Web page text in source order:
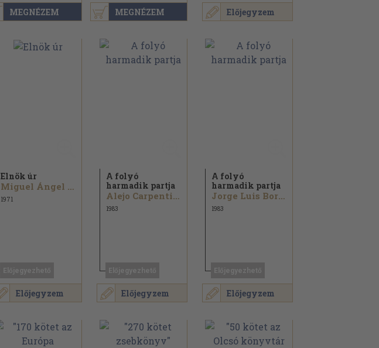
MEGNÉZEM MEGNÉZEM Előjegyzem
Előjegyzem
Elnök úr
Miguel Ángel Asturias
1971
Előjegyzem
A folyó
harmadik partja
Alejo Carpentier...
1983
Előjegyzem
A folyó
harmadik partja
Jorge Luis Borges...
1983